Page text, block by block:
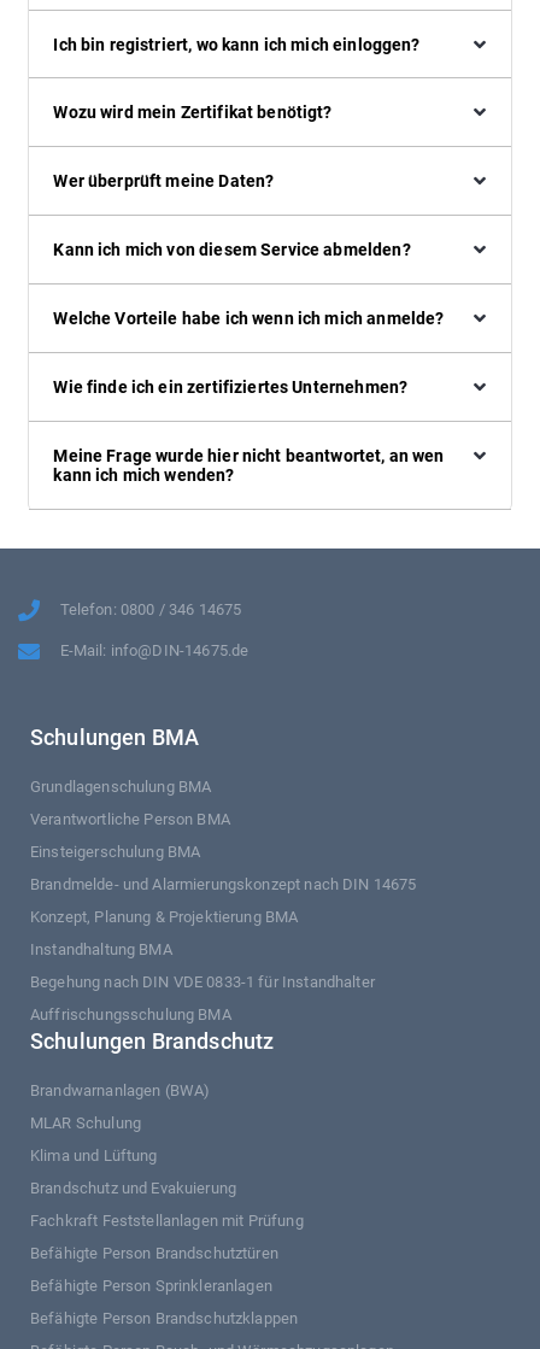
Ich bin registriert, wo kann ich mich einloggen?
Wozu wird mein Zertifikat benötigt?
Wer überprüft meine Daten?
Kann ich mich von diesem Service abmelden?
Welche Vorteile habe ich wenn ich mich anmelde?
Wie finde ich ein zertifiziertes Unternehmen?
Meine Frage wurde hier nicht beantwortet, an wen
kann ich mich wenden?
Telefon: 0800 / 346 14675
E-Mail: info@DIN-14675.de
Schulungen BMA
Grundlagenschulung BMA
Verantwortliche Person BMA
Einsteigerschulung BMA
Brandmelde- und Alarmierungskonzept nach DIN 14675
Konzept, Planung & Projektierung BMA
Instandhaltung BMA
Begehung nach DIN VDE 0833-1 für Instandhalter
Auffrischungsschulung BMA
Schulungen Brandschutz
Brandwarnanlagen (BWA)
MLAR Schulung
Klima und Lüftung
Brandschutz und Evakuierung
Fachkraft Feststellanlagen mit Prüfung
Befähigte Person Brandschutztüren
Befähigte Person Sprinkleranlagen
Befähigte Person Brandschutzklappen